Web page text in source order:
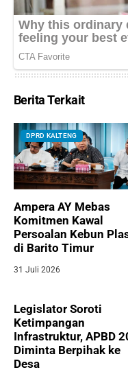
Berita Terkait
DPRD KALTENG
Ampera AY Mebas
Komitmen Kawal
Persoalan Kebun
di Barito Timur
31 Juli 2026
Legislator Soroti
Ketimpangan
Infrastruktur, APBD
Diminta Berpihak ke
Desa